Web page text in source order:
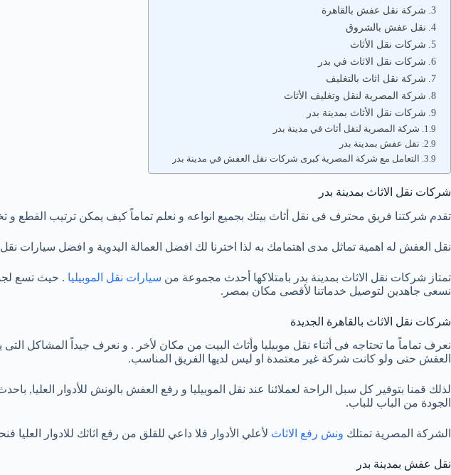
شركة نقل عفش بالقاهرة
نقل عفش بالشروق
شركات نقل الأثاث
شركات نقل الاثاث في بدر
شركة نقل اثاث بالتغليف
شركة المصرية لنقل وتغليف الأثاث
شركات نقل الأثاث بمدينة بدر
شركة المصرية لنقل أثاث في مدينة بدر
نقل عفش بمدينة بدر
التعامل مع شركة المصرية كبرى شركات نقل العفش في مدينة بدر
شركات نقل الاثاث بمدينة بدر
تقدم شركتنا فريق محترف فى نقل أثاث بيتك بجميع انواعه و نعلم تماماً كيف يمكن ترتيب القطع و
نقل العفش له اهمية تماثل مدى اهتمامك به لذا اخترنا لك افضل العمالة اليدوية و افضل سيارات
تمتاز شركات نقل الاثاث بمدينة بدر بامتلاكها أحدث مجموعة من سيارات نقل الموبيليا . حيث تسع
نسعى جاهدين لتوصيل خدماتنا لأقصى مكان بمصر.
شركات نقل الاثاث بالقاهرة الجديدة
نعرف تماماً ما تحتاجه فى أثناء نقل موبيليا وأثاث البيت من مكان لأخر . و نعرف جيداً المشاكل
العفش حتى ولو كانت شركة غير معتمدة او ليس لديها الفريق المناسب.
لذلك قمنا بتوفير كل سبل الراحة لعملائنا عند نقل الموبيليا و رفع العفش بالونش للأدوار العليا,
الجودة من الباب للباب.
الشركة المصرية تمتلك ونش رفع الاثاث لأعلي الأدوار فلا داعي للقلق من رفع اثاثك للادوار العليا
نقل عفش بمدينة بدر